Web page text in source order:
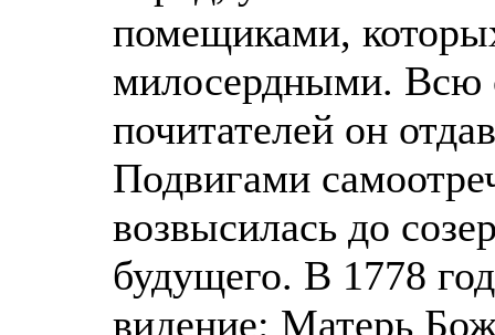
помещиками,
милосердными. Всю
почитателей он
Подвигами
возвысилась до
будущего. В 1778
видение: Матерь